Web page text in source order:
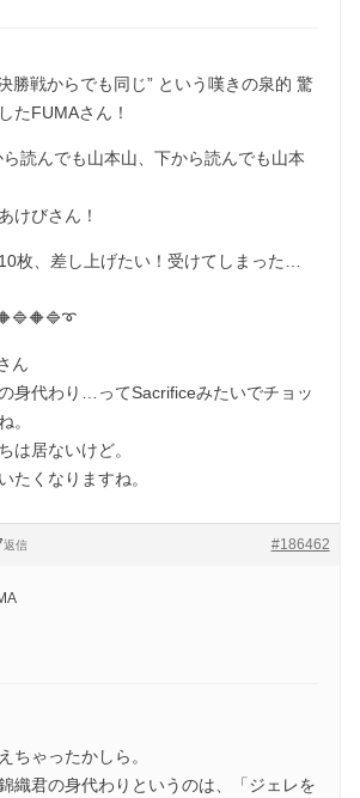
勝戦からでも同じ” という嘆きの泉的 驚
たFUMAさん！
読んでも山本山、下から読んでも山本
けびさん！
枚、差し上げたい！受けてしまった…
ん
身代わり…ってSacrificeみたいでチョッ
。
は居ないけど。
たくなりますね。
#186462
返信
ちゃったかしら。
織君の身代わりというのは、「ジェレを